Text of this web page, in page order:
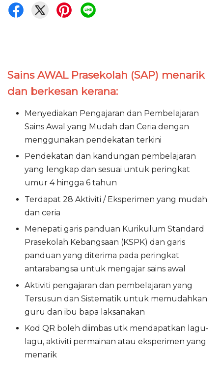
Sains AWAL Prasekolah (SAP) menarik
dan berkesan kerana:
Menyediakan Pengajaran dan Pembelajaran
Sains Awal yang Mudah dan Ceria dengan
menggunakan pendekatan terkini
Pendekatan dan kandungan pembelajaran
yang lengkap dan sesuai untuk peringkat
umur 4 hingga 6 tahun
Terdapat 28 Aktiviti / Eksperimen yang mudah
dan ceria
Menepati garis panduan Kurikulum Standard
Prasekolah Kebangsaan (KSPK) dan garis
panduan yang diterima pada peringkat
antarabangsa untuk mengajar sains awal
Aktiviti pengajaran dan pembelajaran yang
Tersusun dan Sistematik untuk memudahkan
guru dan ibu bapa laksanakan
Kod QR boleh diimbas utk mendapatkan lagu-
lagu, aktiviti permainan atau eksperimen yang
menarik